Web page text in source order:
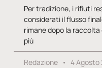
Per tradizione, i rifiuti
considerati il flusso
rimane dopo la
più
Redazione 4 Agosto